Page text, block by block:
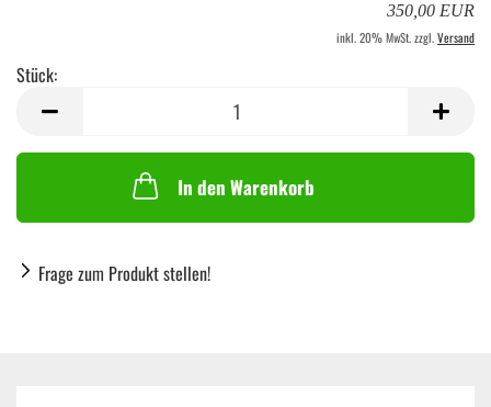
350,00 EUR
inkl. 20% MwSt. zzgl.Versand
Stück:
In den Warenkorb
Frage zum Produkt stellen!